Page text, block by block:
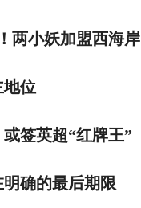
两小妖加盟西海岸
位
签英超“红牌王”
确的最后期限